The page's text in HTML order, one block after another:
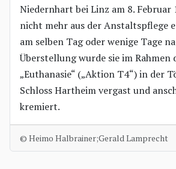
Niedernhart bei Linz am 8. Februar
nicht mehr aus der Anstaltspflege
am selben Tag oder wenige Tage
Überstellung wurde sie im Rahmen
„Euthanasie“ („Aktion T4“) in der
Schloss Hartheim vergast und
kremiert.
© Heimo Halbrainer;Gerald Lamprecht